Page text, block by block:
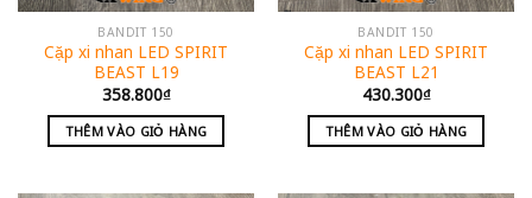
BANDIT 150
Cặp xi nhan LED SPIRIT
BEAST L19
358.800₫
THÊM VÀO GIỎ HÀNG
BANDIT 150
Cặp xi nhan LED SPIRIT
BEAST L21
430.300₫
THÊM VÀO GIỎ HÀNG